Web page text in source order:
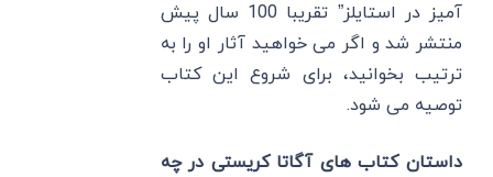
آمیز در استایلز” تقریبا 100 سال پیش
منتشر شد و اگر می ‌خواهید آثار او را به
ترتیب بخوانید، برای شروع این کتاب
توصیه می ‌شود.
داستان کتاب ‌های آگاتا کریستی در چه